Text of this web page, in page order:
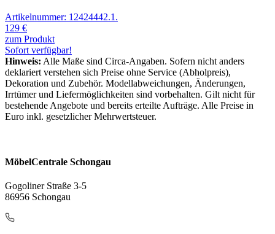
Artikelnummer: 12424442.1.
129 €
zum Produkt
Sofort verfügbar!
Hinweis: Alle Maße sind Circa-Angaben. Sofern nicht anders
deklariert verstehen sich Preise ohne Service (Abholpreis),
Dekoration und Zubehör. Modellabweichungen, Änderungen,
Irrtümer und Liefermöglichkeiten sind vorbehalten. Gilt nicht für
bestehende Angebote und bereits erteilte Aufträge. Alle Preise in
Euro inkl. gesetzlicher Mehrwertsteuer.
MöbelCentrale Schongau
Gogoliner Straße 3-5
86956 Schongau